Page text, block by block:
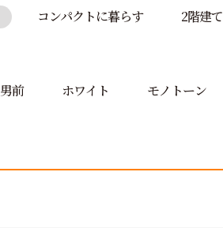
コンパクトに暮らす 2階建て
男前 ホワイト
モノトーン